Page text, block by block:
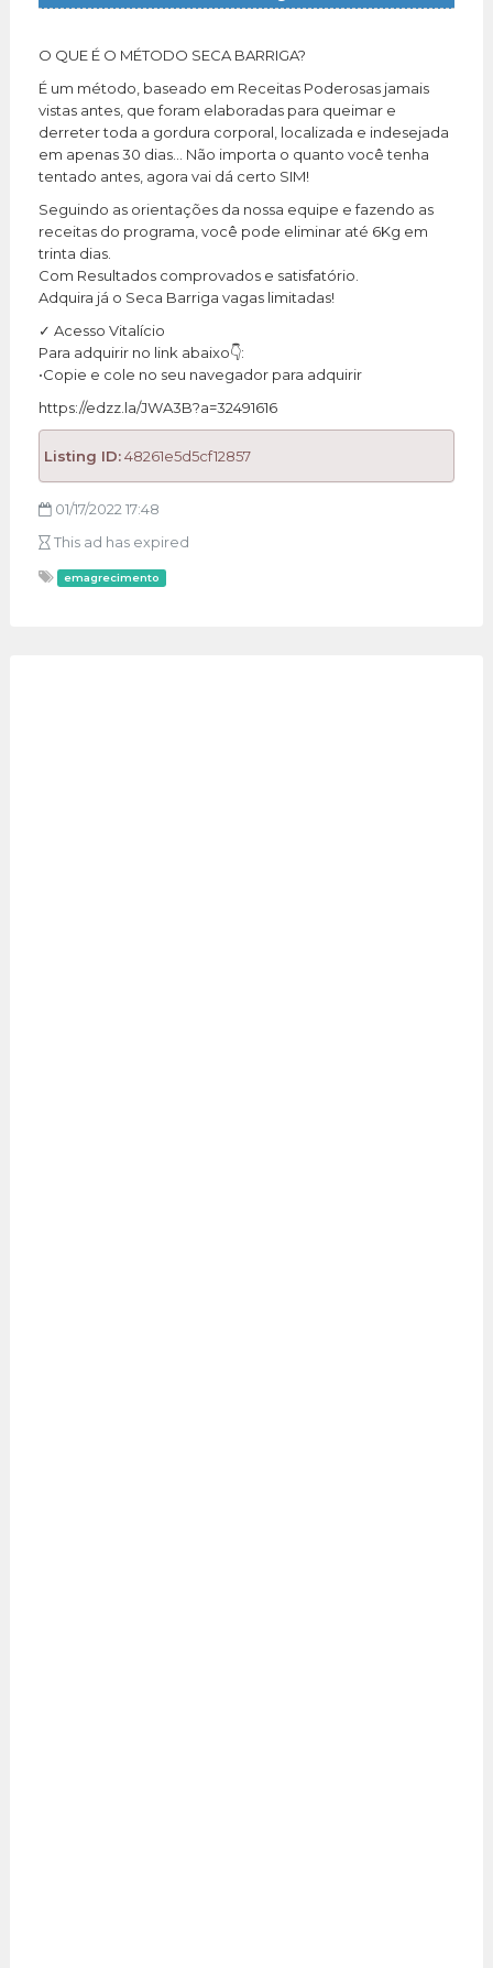
O QUE É O MÉTODO SECA BARRIGA?
É um método, baseado em Receitas Poderosas jamais
vistas antes, que foram elaboradas para queimar e
derreter toda a gordura corporal, localizada e indesejada
em apenas 30 dias… Não importa o quanto você tenha
tentado antes, agora vai dá certo SIM!
Seguindo as orientações da nossa equipe e fazendo as
receitas do programa, você pode eliminar até 6Kg em
trinta dias.
Com Resultados comprovados e satisfatório.
Adquira já o Seca Barriga vagas limitadas!
✓ Acesso Vitalício
Para adquirir no link abaixo👇:
•Copie e cole no seu navegador para adquirir
https://edzz.la/JWA3B?a=32491616
Listing ID:48261e5d5cf12857
01/17/2022 17:48
This ad has expired
emagrecimento